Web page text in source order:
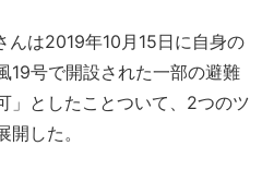
は2019年10月15日に自身の
19号で開設された一部の避難
」としたことついて、2つのツ
した。